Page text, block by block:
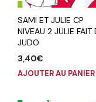
SAMI ET JULIE CP
NIVEAU 2 JULIE FAIT
JUDO
3,40€
AJOUTER AU PANIER